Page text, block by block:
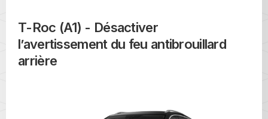
T-Roc (A1) - Désactiver
l’avertissement du feu antibrouillard
arrière